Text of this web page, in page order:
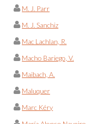
M. J. Parr
M. J. Sanchiz
Mac Lachlan, R.
Macho Bariego, V.
Maibach, A.
Maluquer
Marc Kéry